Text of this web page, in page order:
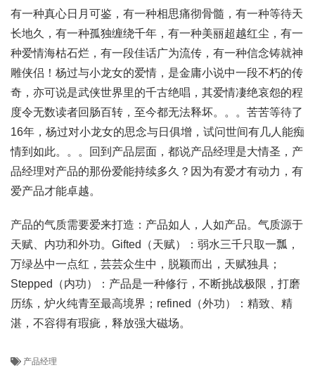
有一种真心日月可鉴，有一种相思痛彻骨髓，有一种等待天
长地久，有一种孤独缠绕千年，有一种美丽超越红尘，有一
种爱情海枯石烂，有一段佳话广为流传，有一种信念铸就神
雕侠侣！­杨过与小龙女的爱情，是金庸小说中一段不朽的传
奇，亦可说是武侠世界里的千古绝唱，其爱情凄绝哀怨的程
度令无数读者回肠百转，至今都无法释坏。。。苦苦等待了
16年，杨过对小龙女的思念与日俱增，试问世间有几人能痴
情到如此。。。回到产品层面，都说产品经理是大情圣，产
品经理对产品的那份爱能持续多久？因为有爱才有动力，有
爱产品才能卓越。
产品的气质需要爱来打造：产品如人，人如产品。气质源于
天赋、内功和外功。Gifted（天赋）：弱水三千只取一瓢，
万绿丛中一点红，芸芸众生中，脱颖而出，天赋独具；
Stepped（内功）：产品是一种修行，不断挑战极限，打磨
历练，炉火纯青至最高境界；refined（外功）：精致、精
湛，不容得有瑕疵，释放强大磁场。
产品经理